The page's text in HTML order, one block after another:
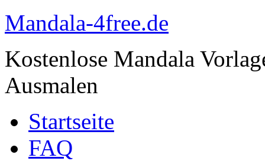
Mandala-4free.de
Kostenlose Mandala
Ausmalen
Startseite
FAQ